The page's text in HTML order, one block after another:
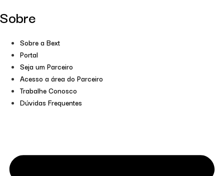
Sobre
Sobre a Bext
Portal
Seja um Parceiro
Acesso a área do Parceiro
Trabalhe Conosco
Dúvidas Frequentes